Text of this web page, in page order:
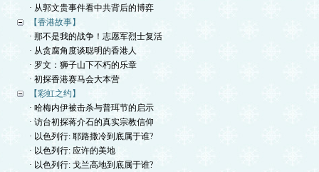
· 从郭文贵事件看中共背后的博弈
【香港故事】
· 那不是我的战争！志愿军烈士复活
· 从贪腐角度谈聪明的香港人
· 罗文：狮子山下不朽的乐章
· 初探香港赛马会大本营
【彩虹之约】
· 哈梅内伊被击杀与普珥节的启示
· 访台初探蒋介石的真实宗教信仰
· 以色列行: 耶路撒冷到底属于谁?
· 以色列行: 应许的美地
· 以色列行: 戈兰高地到底属于谁?